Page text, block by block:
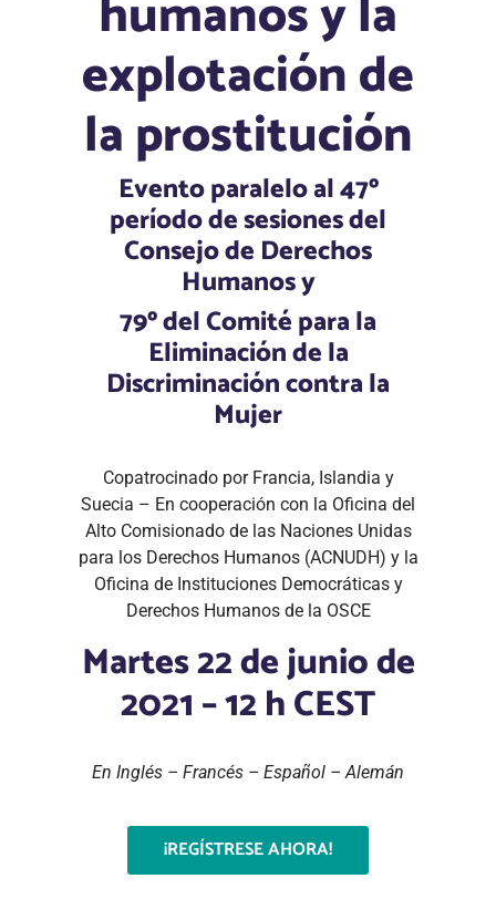
humanos y la
explotación de
la prostitución
Evento paralelo al 47º
período de sesiones del
Consejo de Derechos
Humanosy
79º del Comité para la
Eliminación de la
Discriminación contra la
Mujer
Copatrocinado por Francia, Islandia y
Suecia – En cooperación con la Oficina del
Alto Comisionado de las Naciones Unidas
para los Derechos Humanos (ACNUDH) y la
Oficina de Instituciones Democráticas y
Derechos Humanos de la OSCE
Martes 22 de junio de
2021 – 12 h CEST
En Inglés – Francés – Español – Alemán
¡REGÍSTRESE AHORA!